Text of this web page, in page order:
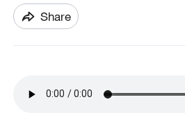
Share